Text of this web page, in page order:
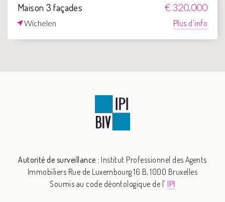
Maison 3 façades € 320.000
Wichelen Plus d'info
Autorité de surveillance : Institut Professionnel des Agents
Immobiliers Rue de Luxembourg 16 B, 1000 Bruxelles
Soumis au code déontologique de l' IPI